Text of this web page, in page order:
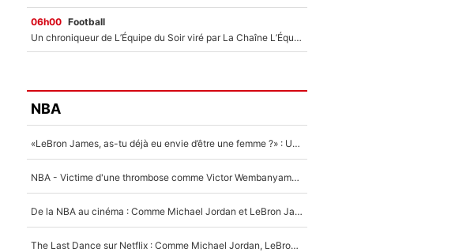
06h00 Football
Un chroniqueur de L’Équipe du Soir viré par La Chaîne L’Équipe : Même Olivier Ménard n’avait pas pu empêcher son départ, «je l’ai appris sur Twitter, je l’ai vécu assez mal»
NBA
«LeBron James, as-tu déjà eu envie d’être une femme ?» : Un dérapage de Donald Trump sur la superstar de la NBA refait surface
NBA - Victime d'une thrombose comme Victor Wembanyama, Chris Bosh prévient le Français des risques sur sa santé : «J’ai failli mourir sur le coup et j’ai été ramené à la vie»
De la NBA au cinéma : Comme Michael Jordan et LeBron James, Victor Wembanyama rêve d'une carrière d'acteur !
The Last Dance sur Netflix : Comme Michael Jordan, LeBron James va avoir le droit à sa série !